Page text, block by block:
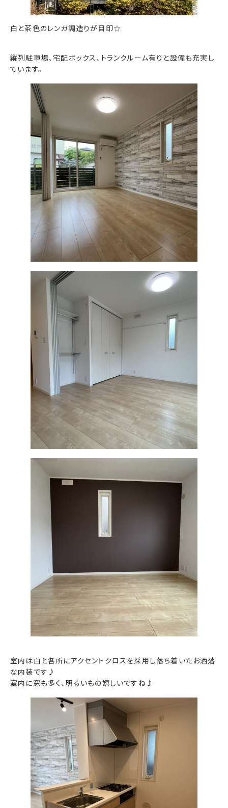
白と茶色のレンガ調造りが目印☆
縦列駐車場、宅配ボックス、トランクルーム有りと設備も充実し
ています。
室内は白と各所にアクセントクロスを採用し落ち着いたお洒落
な内装です♪
室内に窓も多く、明るいもの嬉しいですね♪